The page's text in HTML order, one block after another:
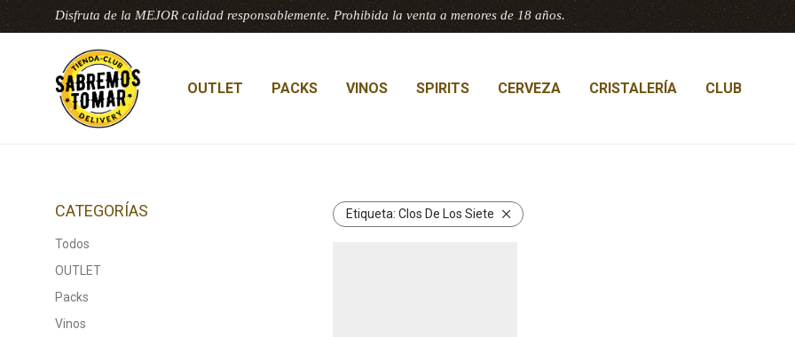
Disfruta de la MEJOR calidad responsablemente. Prohibida la venta a menores de 18 años.
OUTLET PACKS VINOS SPIRITS CERVEZA CRISTALERÍA CLUB
CATEGORÍAS
Todos
OUTLET
Packs
Vinos
Etiqueta: Clos De Los Siete